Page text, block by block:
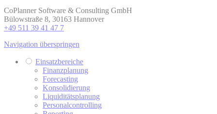
CoPlanner Software & Consulting GmbH
Bülowstraße 8, 30163 Hannover
+49 511 39 41 47 7
Navigation überspringen
Einsatzbereiche
Finanzplanung
Forecasting
Konsolidierung
Liquiditätsplanung
Personalcontrolling